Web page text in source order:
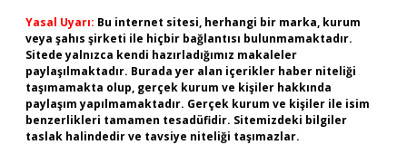
Yasal Uyarı: Bu internet sitesi, herhangi bir marka, kurum
veya şahıs şirketi ile hiçbir bağlantısı bulunmamaktadır.
Sitede yalnızca kendi hazırladığımız makaleler
paylaşılmaktadır. Burada yer alan içerikler haber niteliği
taşımamakta olup, gerçek kurum ve kişiler hakkında
paylaşım yapılmamaktadır. Gerçek kurum ve kişiler ile isim
benzerlikleri tamamen tesadüfidir. Sitemizdeki bilgiler
taslak halindedir ve tavsiye niteliği taşımazlar.